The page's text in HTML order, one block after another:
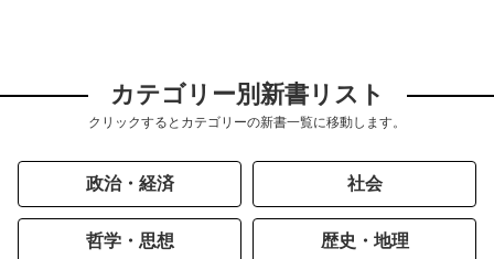
カテゴリー別新書リスト
クリックするとカテゴリーの新書一覧に移動します。
政治・経済 社会
哲学・思想 歴史・地理